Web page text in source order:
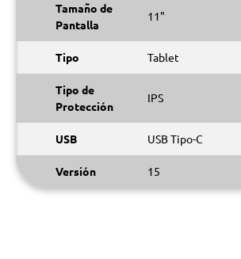
Tamaño de
Pantalla
11"
Tipo Tablet
Tipo de
Protección
IPS
USB USB Tipo-C
Versión 15